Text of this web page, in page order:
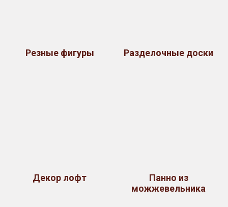
Резные фигуры Разделочные доски
Декор лофт
Панно из
можжевельника